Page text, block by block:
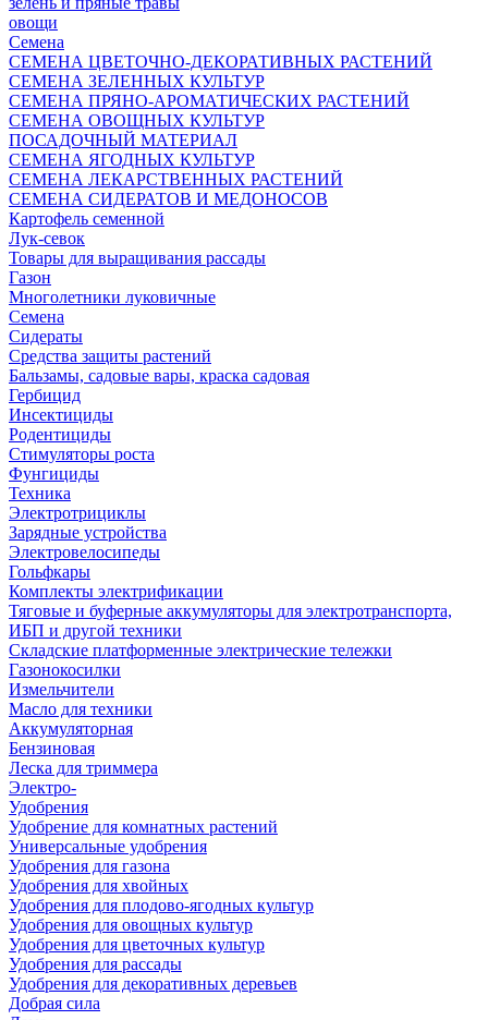
овощи
Семена
СЕМЕНА ЦВЕТОЧНО-ДЕКОРАТИВНЫХ РАСТЕНИЙ
СЕМЕНА ЗЕЛЕННЫХ КУЛЬТУР
СЕМЕНА ПРЯНО-АРОМАТИЧЕСКИХ РАСТЕНИЙ
СЕМЕНА ОВОЩНЫХ КУЛЬТУР
ПОСАДОЧНЫЙ МАТЕРИАЛ
СЕМЕНА ЯГОДНЫХ КУЛЬТУР
СЕМЕНА ЛЕКАРСТВЕННЫХ РАСТЕНИЙ
СЕМЕНА СИДЕРАТОВ И МЕДОНОСОВ
Картофель семенной
Лук-севок
Товары для выращивания рассады
Газон
Многолетники луковичные
Семена
Сидераты
Средства защиты растений
Бальзамы, садовые вары, краска садовая
Гербицид
Инсектициды
Родентициды
Стимуляторы роста
Фунгициды
Техника
Электротрициклы
Зарядные устройства
Электровелосипеды
Гольфкары
Комплекты электрификации
Тяговые и буферные аккумуляторы для электротранспорта,
ИБП и другой техники
Складские платформенные электрические тележки
Газонокосилки
Измельчители
Масло для техники
Аккумуляторная
Бензиновая
Леска для триммера
Электро-
Удобрения
Удобрение для комнатных растений
Универсальные удобрения
Удобрения для газона
Удобрения для хвойных
Удобрения для плодово-ягодных культур
Удобрения для овощных культур
Удобрения для цветочных культур
Удобрения для рассады
Удобрения для декоративных деревьев
Добрая сила